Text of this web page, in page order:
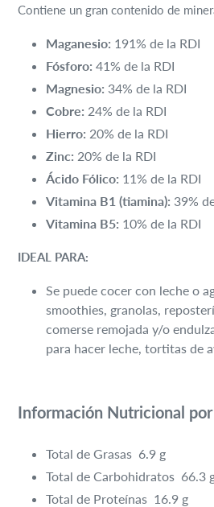
Contiene un gran contenido de
Maganesio: 191% de la RDI
Fósforo: 41% de la RDI
Magnesio: 34% de la RDI
Cobre: 24% de la RDI
Hierro: 20% de la RDI
Zinc: 20% de la RDI
Ácido Fólico: 11% de la RDI
Vitamina B1 (tiamina): 39%
Vitamina B5: 10% de la RDI
IDEAL PARA:
Se puede cocer con leche o
smoothies, granolas,
comerse remojada y/o
para hacer leche, tortitas de
Información Nutricional
Total de Grasas 6.9 g
Total de Carbohidratos 66.3
Total de Proteínas 16.9 g